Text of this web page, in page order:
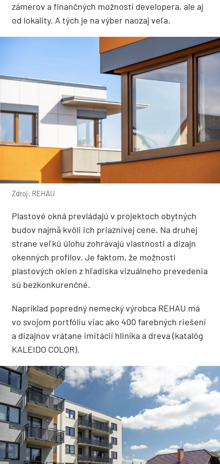
zámerov a finančných možností developera, ale aj
od lokality. A tých je na výber naozaj veľa.
Zdroj: REHAU
Plastové okná prevládajú v projektoch obytných
budov najmä kvôli ich priaznivej cene. Na druhej
strane veľkú úlohu zohrávajú vlastnosti a dizajn
okenných profilov. Je faktom, že možnosti
plastových okien z hľadiska vizuálneho prevedenia
sú bezkonkurenčné.
Napríklad popredný nemecký výrobca REHAU má
vo svojom portfóliu viac ako 400 farebných riešení
a dizajnov vrátane imitácií hliníka a dreva (katalóg
KALEIDO COLOR).